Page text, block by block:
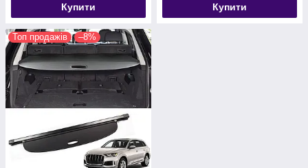
Купити Купити
Топ продажів –8%